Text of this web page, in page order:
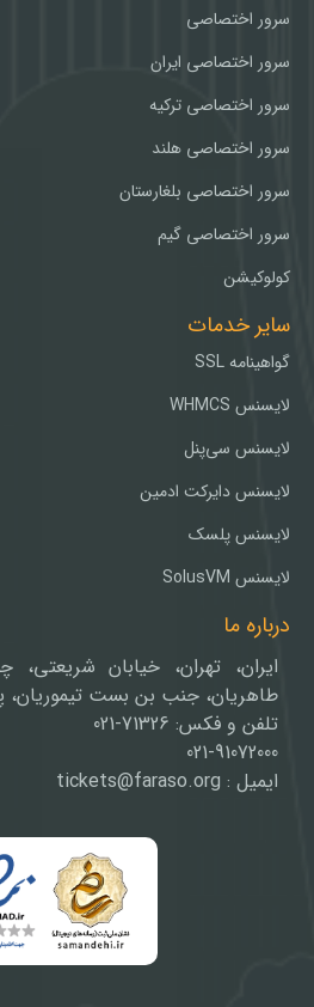
سرور اختصاصی
سرور اختصاصی ایران
سرور اختصاصی ترکیه
سرور اختصاصی هلند
سرور اختصاصی بلغارستان
سرور اختصاصی گیم
کولوکیشن
سایر خدمات
گواهینامه SSL
لایسنس WHMCS
لایسنس سی‌پنل
لایسنس دایرکت ادمین
لایسنس پلسک
لایسنس SolusVM
درباره ما
ایران، تهران، خیابان شریعتی،
طاهریان، جنب بن بست تیموریان، پلاک 61،
تلفن و فکس: 71326-021
021-91072000
ایمیل : tickets@faraso.org